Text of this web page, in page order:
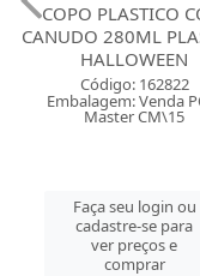
COPO PLASTICO
CANUDO 280ML
HALLOWEEN
Código: 162822
Embalagem: Venda
Master CM\15
Faça seu login ou
cadastre-se para
ver preços e
comprar